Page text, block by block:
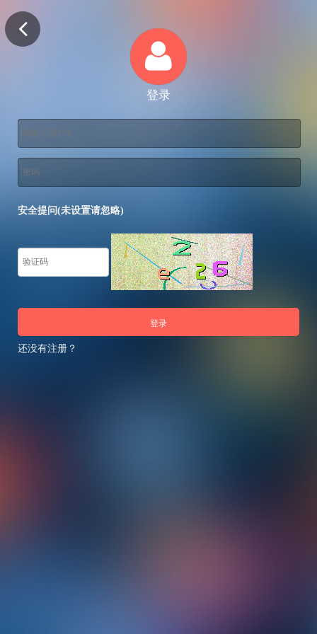
登录
安全提问(未设置请忽略)
登录
还没有注册？